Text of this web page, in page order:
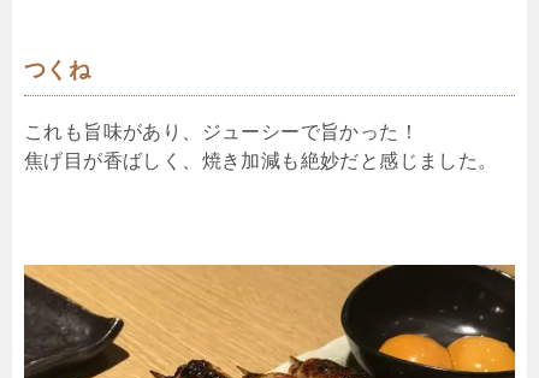
つくね
これも旨味があり、ジューシーで旨かった！
焦げ目が香ばしく、焼き加減も絶妙だと感じました。